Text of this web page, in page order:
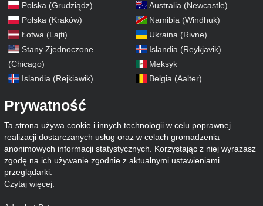
Polska (Grudziądz)
Polska (Kraków)
Łotwa (Lajti)
Stany Zjednoczone
(Chicago)
Islandia (Rejkiawik)
Australia (Newcastle)
Namibia (Windhuk)
Ukraina (Rivne)
Islandia (Reykjavik)
Meksyk
Belgia (Aalter)
Prywatność
Ta strona używa cookie i innych technologii w celu poprawnej
realizacji dostarczanych usług oraz w celach gromadzenia
anonimowych informacji statystycznych. Korzystając z niej wyrażasz
zgodę na ich używanie zgodnie z aktualnymi ustawieniami
przeglądarki.
Czytaj więcej